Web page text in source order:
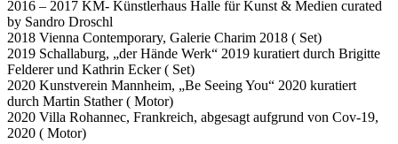
2016 – 2017 KM- Künstlerhaus Halle für Kunst & Medien curated
by Sandro Droschl
2018 Vienna Contemporary, Galerie Charim 2018 ( Set)
2019 Schallaburg, „der Hände Werk“ 2019 kuratiert durch Brigitte
Felderer und Kathrin Ecker ( Set)
2020 Kunstverein Mannheim, „Be Seeing You“ 2020 kuratiert
durch Martin Stather ( Motor)
2020 Villa Rohannec, Frankreich, abgesagt aufgrund von Cov-19,
2020 ( Motor)